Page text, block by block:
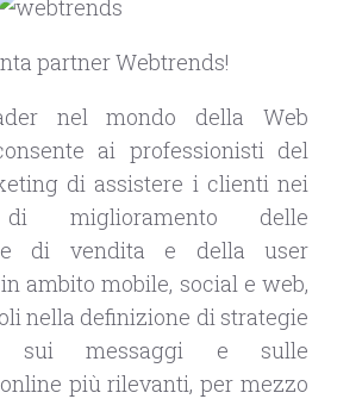
partner Webtrends!
nel mondo della Web
ai professionisti del
di assistere i clienti nei
miglioramento delle
di vendita e della user
ambito mobile, social e web,
nella definizione di strategie
sui messaggi e sulle
più rilevanti, per mezzo